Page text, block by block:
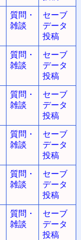
質問・
雑談
セーブ
データ
投稿
質問・
雑談
セーブ
データ
投稿
質問・
雑談
セーブ
データ
投稿
質問・
雑談
セーブ
データ
投稿
質問・
雑談
セーブ
データ
投稿
質問・
雑談
セーブ
データ
投稿